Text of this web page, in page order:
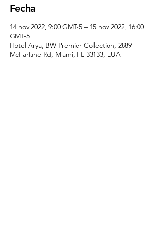
Fecha
14 nov 2022, 9:00 GMT-5 – 15 nov 2022, 16:00
GMT-5
Hotel Arya, BW Premier Collection, 2889
McFarlane Rd, Miami, FL 33133, EUA